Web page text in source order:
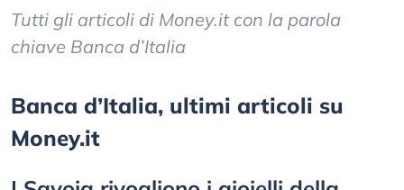
Tutti gli articoli di Money.it con la parola
chiave Banca d’Italia
Banca d’Italia, ultimi articoli su
Money.it